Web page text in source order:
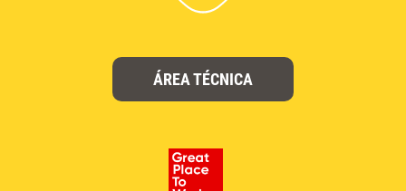
ÁREA TÉCNICA